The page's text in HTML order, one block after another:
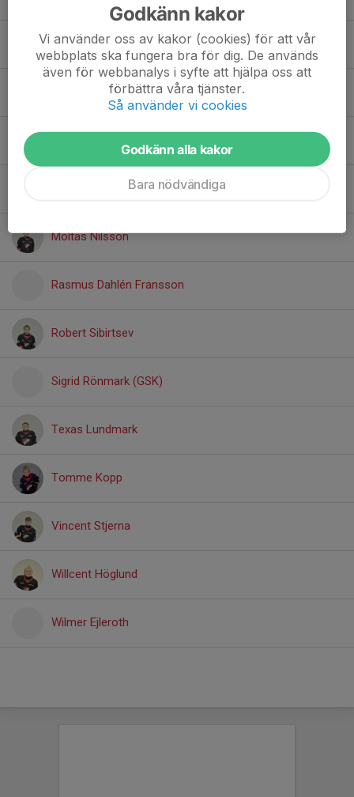
Joel Johansson
Lucas Gustafsson
Mio Persson Lund
Moltas Nilsson
Rasmus Dahlén Fransson
Robert Sibirtsev
Sigrid Rönmark (GSK)
Texas Lundmark
Tomme Kopp
Vincent Stjerna
Willcent Höglund
Wilmer Ejleroth
Godkänn kakor
Vi använder oss av kakor (cookies) för att vår
webbplats ska fungera bra för dig. De används
även för webbanalys i syfte att hjälpa oss att
förbättra våra tjänster.
Så använder vi cookies
Godkänn alla kakor
Bara nödvändiga